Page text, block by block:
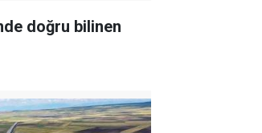
doğru bilinen